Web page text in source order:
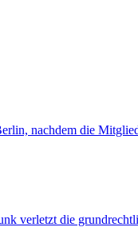
nachdem die
verletzt die